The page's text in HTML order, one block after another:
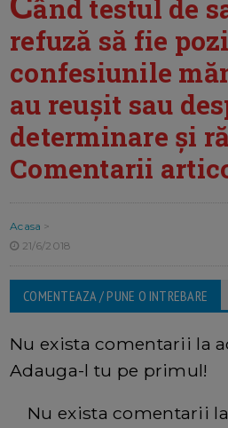
ând testul de
refuză să fie
confesiunile
au reușit sau
determinare și
Comentarii
Acasa >
21/6/2018
COMENTEAZA / PUNE O INTREBARE
Nu exista comentarii la
Adauga-l tu pe primul!
Nu exista comentarii